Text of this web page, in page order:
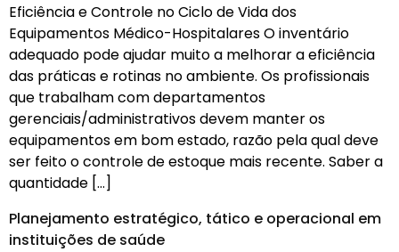
Eficiência e Controle no Ciclo de Vida dos
Equipamentos Médico-Hospitalares O inventário
adequado pode ajudar muito a melhorar a eficiência
das práticas e rotinas no ambiente. Os profissionais
que trabalham com departamentos
gerenciais/administrativos devem manter os
equipamentos em bom estado, razão pela qual deve
ser feito o controle de estoque mais recente. Saber a
quantidade […]
Planejamento estratégico, tático e operacional em
instituições de saúde